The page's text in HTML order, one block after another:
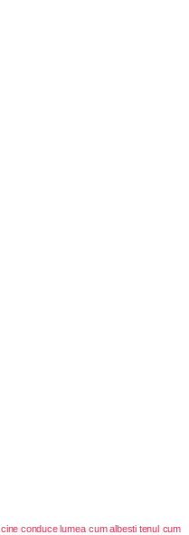
cine conduce lumea cum albesti tenul cum